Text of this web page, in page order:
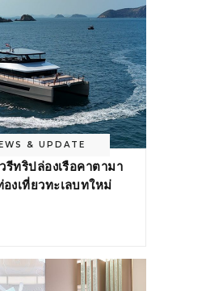
& UPDATE
วรีทริปล่องเรือคาตามา
งเที่ยวทะเลบทใหม่